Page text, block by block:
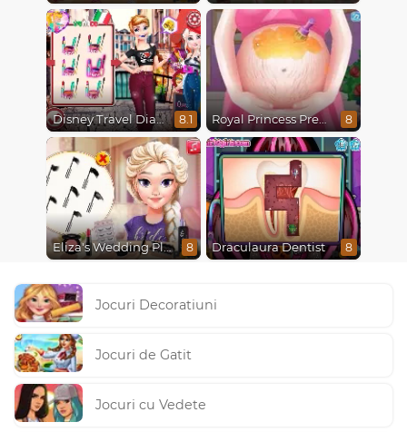
Disney Travel Diaries: City Break 8.1 Royal Princess Pregnant 8
Eliza's Wedding Planner 8 Draculaura Dentist 8
Jocuri Decoratiuni
Jocuri de Gatit
Jocuri cu Vedete